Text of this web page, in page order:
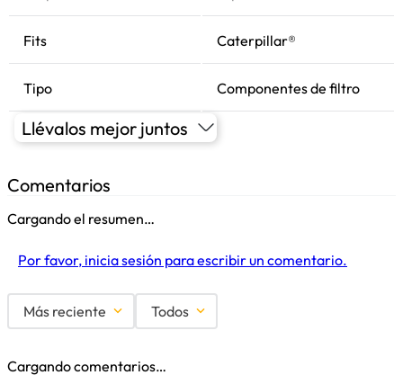
Fits Caterpillar®
Tipo Componentes de filtro
Llévalos mejor juntos
Comentarios
Cargando el resumen…
Por favor, inicia sesión para escribir un comentario.
Más reciente Todos
Cargando comentarios…